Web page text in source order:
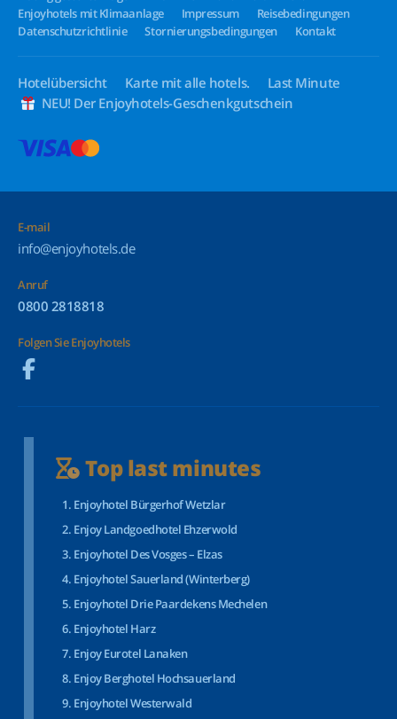
Enjoyhotels mit Klimaanlage
Impressum
Reisebedingungen
Datenschutzrichtlinie
Stornierungsbedingungen Kontakt
Hotelübersicht Karte mit alle hotels.
Last Minute
NEU! Der Enjoyhotels-Geschenkgutschein
E-mail
info@enjoyhotels.de
Anruf
0800 2818818
Folgen Sie Enjoyhotels
Top last minutes
Enjoyhotel Bürgerhof Wetzlar
Enjoy Landgoedhotel Ehzerwold
Enjoyhotel Des Vosges – Elzas
Enjoyhotel Sauerland (Winterberg)
Enjoyhotel Drie Paardekens Mechelen
Enjoyhotel Harz
Enjoy Eurotel Lanaken
Enjoy Berghotel Hochsauerland
Enjoyhotel Westerwald